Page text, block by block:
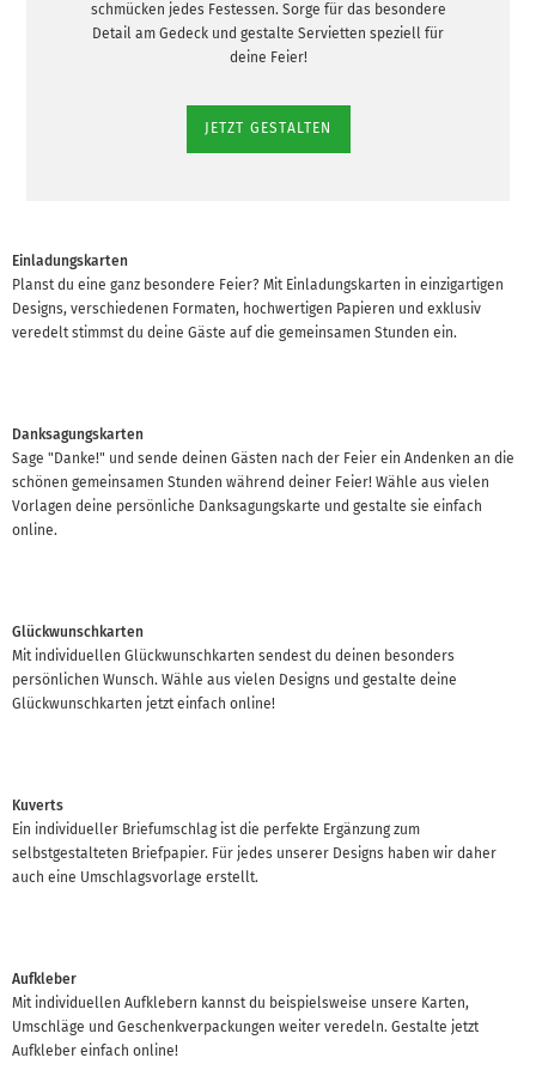
schmücken jedes Festessen. Sorge für das besondere
Detail am Gedeck und gestalte Servietten speziell für
deine Feier!
JETZT GESTALTEN
Einladungskarten
Planst du eine ganz besondere Feier? Mit Einladungskarten in einzigartigen
Designs, verschiedenen Formaten, hochwertigen Papieren und exklusiv
veredelt stimmst du deine Gäste auf die gemeinsamen Stunden ein.
Danksagungskarten
Sage "Danke!" und sende deinen Gästen nach der Feier ein Andenken an die
schönen gemeinsamen Stunden während deiner Feier! Wähle aus vielen
Vorlagen deine persönliche Danksagungskarte und gestalte sie einfach
online.
Glückwunschkarten
Mit individuellen Glückwunschkarten sendest du deinen besonders
persönlichen Wunsch. Wähle aus vielen Designs und gestalte deine
Glückwunschkarten jetzt einfach online!
Kuverts
Ein individueller Briefumschlag ist die perfekte Ergänzung zum
selbstgestalteten Briefpapier. Für jedes unserer Designs haben wir daher
auch eine Umschlagsvorlage erstellt.
Aufkleber
Mit individuellen Aufklebern kannst du beispielsweise unsere Karten,
Umschläge und Geschenkverpackungen weiter veredeln. Gestalte jetzt
Aufkleber einfach online!